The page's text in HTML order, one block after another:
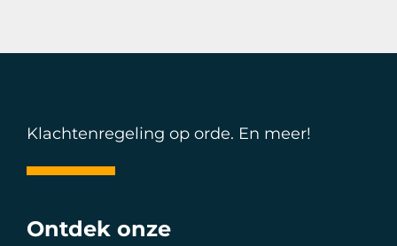
Klachtenregeling op orde. En meer!
Ontdek onze